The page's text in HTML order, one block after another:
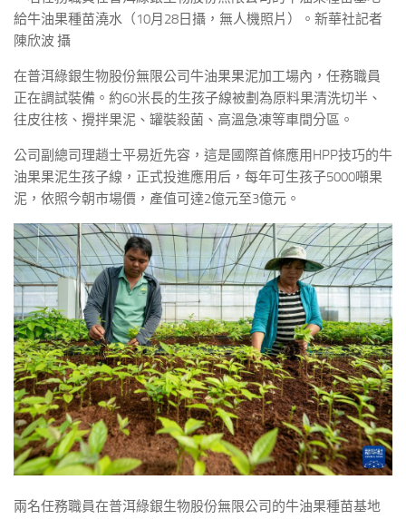
給牛油果種苗澆水（10月28日攝，無人機照片）。新華社記者
陳欣波 攝
在普洱綠銀生物股份無限公司牛油果果泥加工場內，任務職員
正在調試裝備。約60米長的生孩子線被劃為原料果清洗切半、
往皮往核、攪拌果泥、罐裝殺菌、高溫急凍等車間分區。
公司副總司理趙士平易近先容，這是國際首條應用HPP技巧的牛
油果果泥生孩子線，正式投進應用后，每年可生孩子5000噸果
泥，依照今朝市場價，產值可達2億元至3億元。
兩名任務職員在普洱綠銀生物股份無限公司的牛油果種苗基地